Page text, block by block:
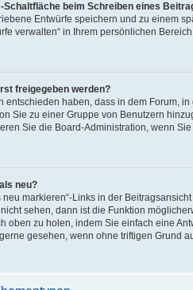
Schaltfläche beim Schreiben eines
Entwürfe speichern und zu einem
verwalten“ in Ihrem persönlichen
freigegeben werden?
entschieden haben, dass in dem Forum,
Sie zu einer Gruppe von Benutzern
Sie die Board-Administration, wenn
neu?
neu markieren“-Links in der
sehen, dann ist die Funktion
oben zu holen, indem Sie einfach eine
gesehen, wenn ohne triftigen Grund